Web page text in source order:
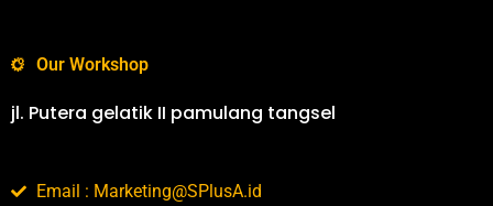
Our Workshop
jl. Putera gelatik II pamulang tangsel
Email : Marketing@SPlusA.id